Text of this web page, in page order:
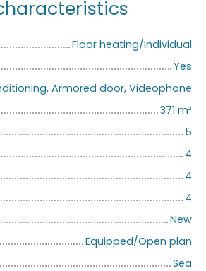
Floor heating/Individual
Yes
Armored door, Videophone
371 m²
5
4
4
4
New
Equipped/Open plan
Sea